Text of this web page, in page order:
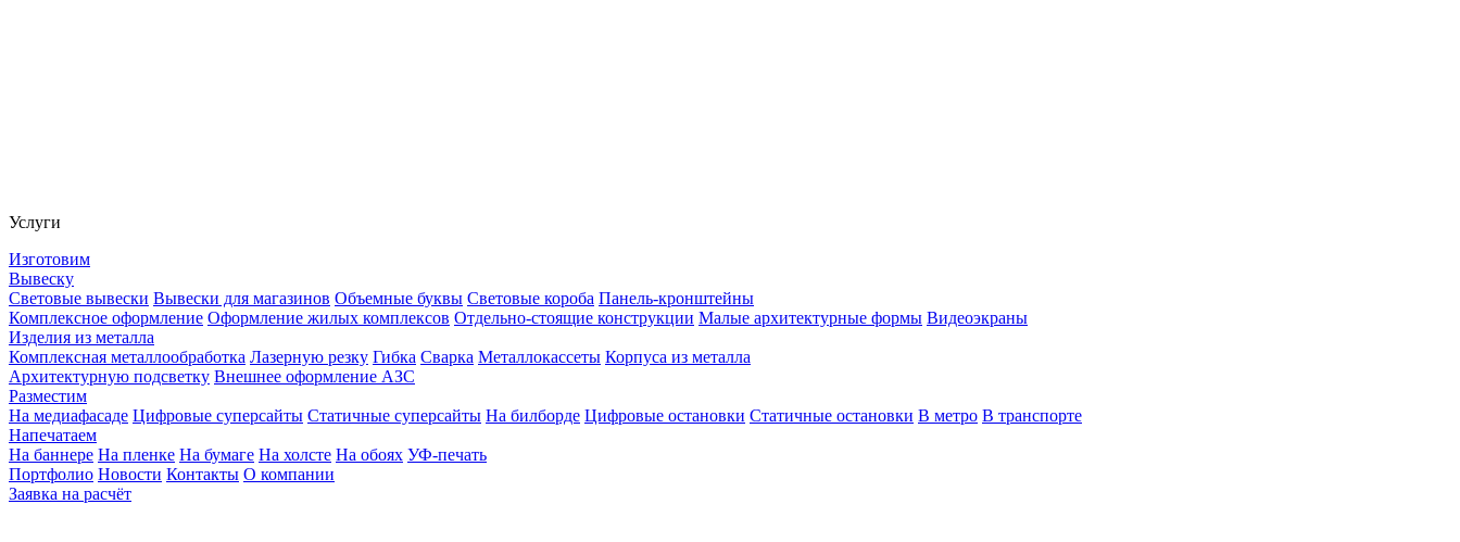
Услуги
Изготовим
Вывеску
Световые вывески Вывески для магазинов Объемные буквы Световые короба Панель-кронштейны
Комплексное оформление Оформление жилых комплексов Отдельно-стоящие конструкции Малые архитектурные формы Видеоэкраны
Изделия из металла
Комплексная металлообработка Лазерную резку Гибка Сварка Металлокассеты Корпуса из металла
Архитектурную подсветку Внешнее оформление АЗС
Разместим
На медиафасаде Цифровые суперсайты Статичные суперсайты На билборде Цифровые остановки Статичные остановки В метро В транспорте
Напечатаем
На баннере На пленке На бумаге На холсте На обоях УФ-печать
Портфолио Новости Контакты О компании
Заявка на расчёт